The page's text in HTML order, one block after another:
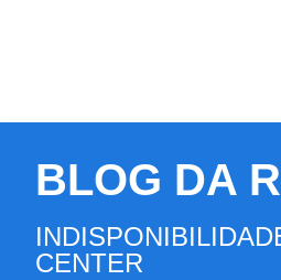
BLOG DA
CENTER